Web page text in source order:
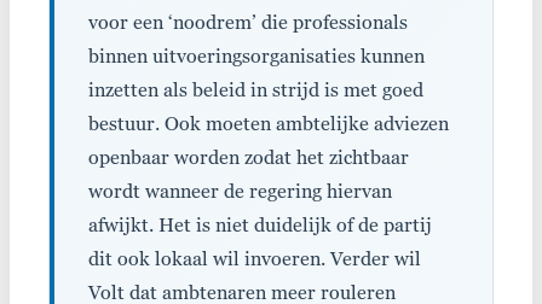
voor een ‘noodrem’ die professionals
binnen uitvoeringsorganisaties kunnen
inzetten als beleid in strijd is met goed
bestuur. Ook moeten ambtelijke adviezen
openbaar worden zodat het zichtbaar
wordt wanneer de regering hiervan
afwijkt. Het is niet duidelijk of de partij
dit ook lokaal wil invoeren. Verder wil
Volt dat ambtenaren meer rouleren